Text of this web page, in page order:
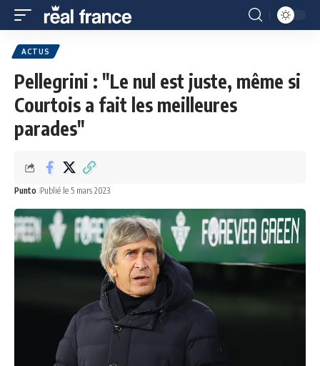
ACTUS
Pellegrini : "Le nul est juste, même si
Courtois a fait les meilleures
parades"
Punto Publié le 5 mars 2023